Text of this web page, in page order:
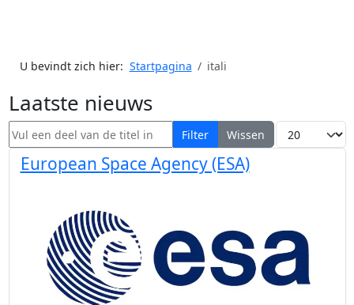
U bevindt zich hier: Startpagina itali
Laatste nieuws
Vul een deel van de titel in Filter Wissen Toon #
European Space Agency (ESA)